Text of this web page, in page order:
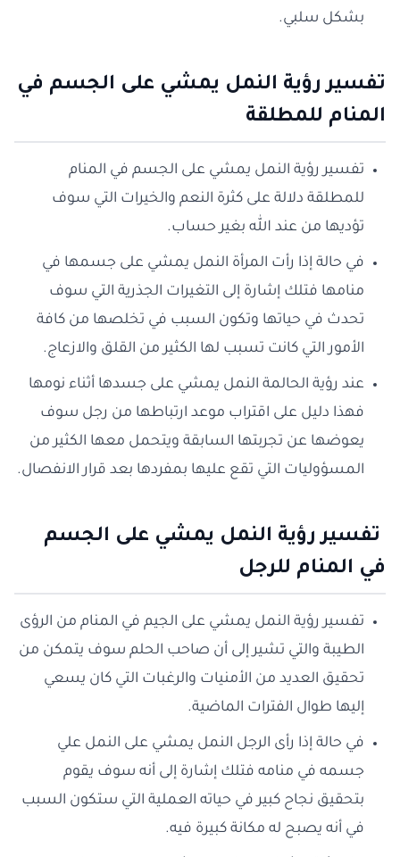
بشكل سلبي.
تفسير رؤية النمل يمشي على الجسم في
المنام للمطلقة
تفسير رؤية النمل يمشي على الجسم في المنام
للمطلقة دلالة على كثرة النعم والخيرات التي سوف
تؤديها من عند الله بغير حساب.
في حالة إذا رأت المرأة النمل يمشي على جسمها في
منامها فتلك إشارة إلى التغيرات الجذرية التي سوف
تحدث في حياتها وتكون السبب في تخلصها من كافة
الأمور التي كانت تسبب لها الكثير من القلق والازعاج.
عند رؤية الحالمة النمل يمشي على جسدها أثناء نومها
فهذا دليل على اقتراب موعد ارتباطها من رجل سوف
يعوضها عن تجربتها السابقة ويتحمل معها الكثير من
المسؤوليات التي تقع عليها بمفردها بعد قرار الانفصال.
تفسير رؤية النمل يمشي على الجسم
في المنام للرجل
تفسير رؤية النمل يمشي على الجيم في المنام من الرؤى
الطيبة والتي تشير إلى أن صاحب الحلم سوف يتمكن من
تحقيق العديد من الأمنيات والرغبات التي كان يسعي
إليها طوال الفترات الماضية.
في حالة إذا رأى الرجل النمل يمشي على النمل علي
جسمه في منامه فتلك إشارة إلى أنه سوف يقوم
بتحقيق نجاح كبير في حياته العملية التي ستكون السبب
في أنه يصبح له مكانة كبيرة فيه.